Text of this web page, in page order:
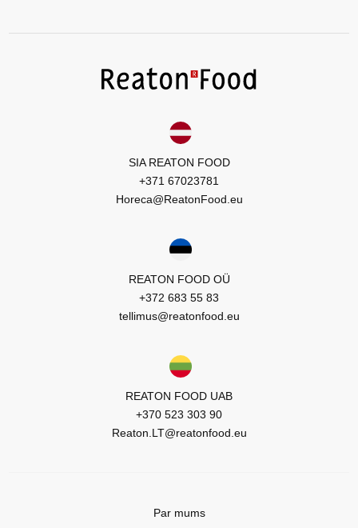
SIA REATON FOOD
+371 67023781
Horeca@ReatonFood.eu
REATON FOOD OÜ
+372 683 55 83
tellimus@reatonfood.eu
REATON FOOD UAB
+370 523 303 90
Reaton.LT@reatonfood.eu
Par mums